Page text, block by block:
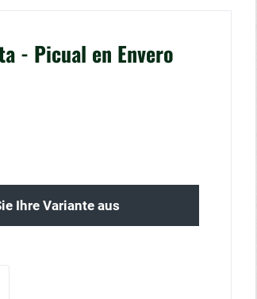
- Picual en Envero
Ihre Variante aus